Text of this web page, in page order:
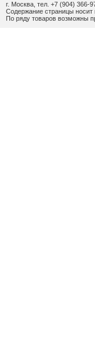
г. Москва, тел. +7 (904) 366-
Содержание страницы
По ряду товаров возможны